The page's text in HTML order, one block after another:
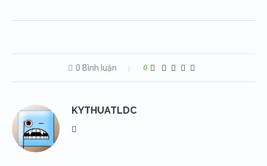
0 Bình luận 0
KYTHUATLDC